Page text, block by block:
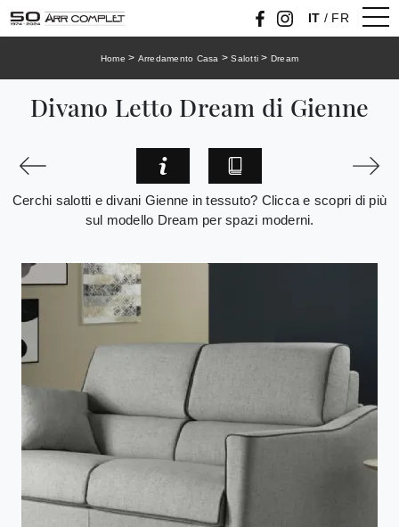
IT / FR
Home > Arredamento Casa >Salotti > Dream
Divano Letto Dream di Gienne
Cerchi salotti e divani Gienne in tessuto? Clicca e scopri di più
sul modello Dream per spazi moderni.